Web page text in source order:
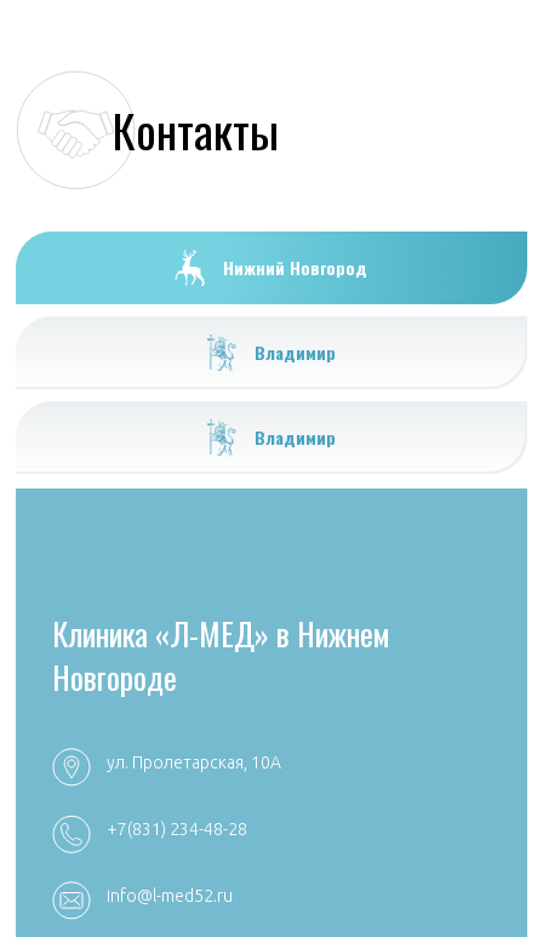
Контакты
Нижний Новгород
Владимир
Владимир
+7 (4922) 38-30-00 +7 (4922) 44-24-78
reception@aibolit33.com
Клиника «Л-МЕД» в Нижнем
Новгороде
ул. Пролетарская, 10А
+7(831) 234-48-28
info@l-med52.ru